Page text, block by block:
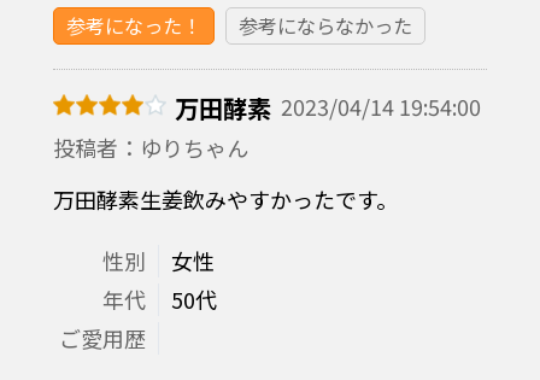
参考になった！ 参考にならなかった
万田酵素 2023/04/14 19:54:00
投稿者：ゆりちゃん
万田酵素生姜飲みやすかったです。
性別
女性
年代
50代
ご愛用歴